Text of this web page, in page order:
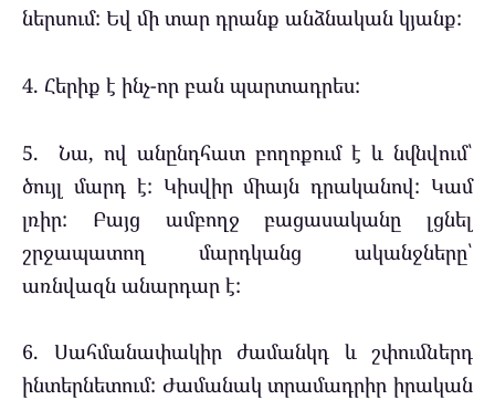
ներսում: Եվ մի տար դրանք անձնական կյանք:
4. Հերիք է ինչ-որ բան պարտադրես:
5. Նա, ով անընդհատ բողոքում է և նվնվում՝
ծույլ մարդ է: Կիսվիր միայն դրականով: Կամ
լռիր: Բայց ամբողջ բացասականը լցնել
շրջապատող մարդկանց ականջները՝
առնվազն անարդար է:
6. Սահմանափակիր ժամանկդ և շփումներդ
ինտերնետում: Ժամանակ տրամադրիր իրական